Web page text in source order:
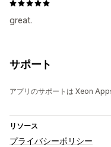
great.
サポート
アプリのサポートは Xeon
リソース
プライバシーポリシー